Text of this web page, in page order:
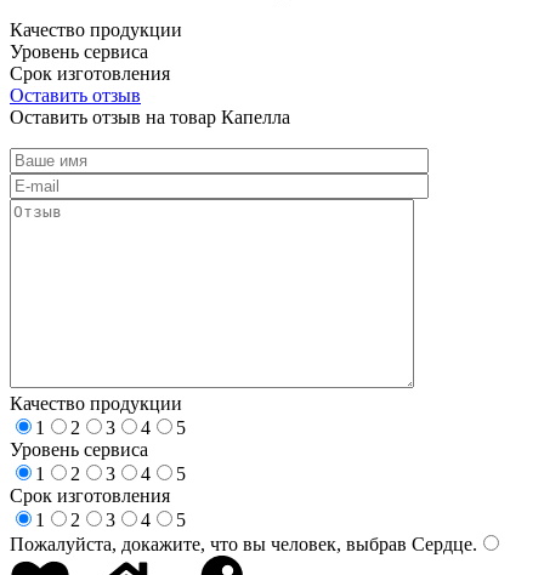
Качество продукции
Уровень сервиса
Срок изготовления
Оставить отзыв
Оставить отзыв на товар Капелла
Качество продукции
1
2 3 4
5
Уровень сервиса
1
2 3 4
5
Срок изготовления
1
2 3 4
5
Пожалуйста, докажите, что вы человек, выбрав Сердце.